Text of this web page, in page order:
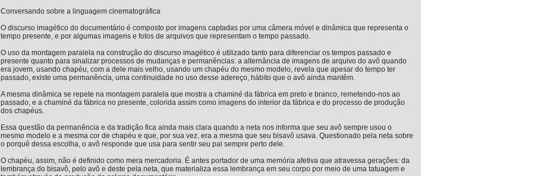
Conversando sobre a linguagem cinematográfica
O discurso imagético do documentário é composto por imagens captadas por uma câmera móvel e dinâmica que representa o
tempo presente, e por algumas imagens e fotos de arquivos que representam o tempo passado.
O uso da montagem paralela na construção do discurso imagético é utilizado tanto para diferenciar os tempos passado e
presente quanto para sinalizar processos de mudanças e permanências: a alternância de imagens de arquivo do avô quando
era jovem, usando chapéu, com a dele mais velho, usando um chapéu do mesmo modelo, revela que apesar do tempo ter
passado, existe uma permanência, uma continuidade no uso desse adereço, hábito que o avô ainda mantêm.
A mesma dinâmica se repete na montagem paralela que mostra a chaminé da fábrica em preto e branco, remetendo-nos ao
passado, e a chaminé da fábrica no presente, colorida assim como imagens do interior da fábrica e do processo de produção
dos chapéus.
Essa questão da permanência e da tradição fica ainda mais clara quando a neta nos informa que seu avô sempre usou o
mesmo modelo e a mesma cor de chapéu e que, por sua vez, era a mesma que seu bisavô usava. Questionado pela neta sobre
o porquê dessa escolha, o avô responde que usa para sentir seu pai sempre perto dele.
O chapéu, assim, não é definido como mera mercadoria. É antes portador de uma memória afetiva que atravessa gerações: da
lembrança do bisavô, pelo avô e deste pela neta, que materializa essa lembrança em seu corpo por meio de uma tatuagem e